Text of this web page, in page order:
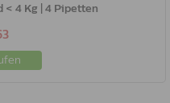
4 Kg | 4 Pipetten